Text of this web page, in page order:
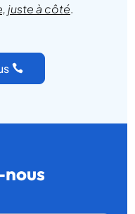
juste à côté.